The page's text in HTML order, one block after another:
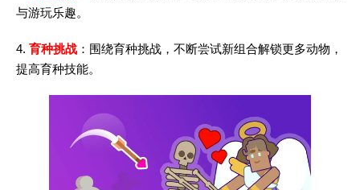
与游玩乐趣。
4. 育种挑战 ：围绕育种挑战，不断尝试新组合解锁更多动物，
提高育种技能。